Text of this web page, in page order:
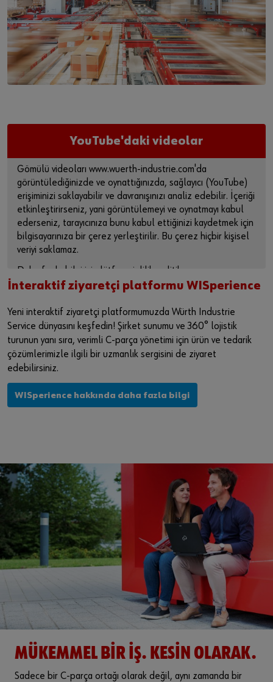
YouTube'daki videolar
Gömülü videoları www.wuerth-industrie.com'da
görüntülediğinizde ve oynattığınızda, sağlayıcı (YouTube)
erişiminizi saklayabilir ve davranışınızı analiz edebilir. İçeriği
etkinleştirirseniz, yani görüntülemeyi ve oynatmayı kabul
ederseniz, tarayıcınıza bunu kabul ettiğinizi kaydetmek için
bilgisayarınıza bir çerez yerleştirilir. Bu çerez hiçbir kişisel
veriyi saklamaz.
Daha fazla bilgi için lütfen gizlilik politikamıza ve çerez
sayfamıza bakın .
İÇERİĞİ ETKİNLEŞTİR
Videoya doğrudan sağlayıcının platformundan erişmek için
bu bağlantıyı da kullanabilirsiniz:
https://youtu.be/eHosqPGHsj4
İnteraktif ziyaretçi platformu WISperience
Yeni interaktif ziyaretçi platformumuzda Würth Industrie
Service dünyasını keşfedin! Şirket sunumu ve 360° lojistik
turunun yanı sıra, verimli C-parça yönetimi için ürün ve tedarik
çözümlerimizle ilgili bir uzmanlık sergisini de ziyaret
edebilirsiniz.
WISperience hakkında daha fazla bilgi
MÜKEMMEL BIR IŞ. KESIN OLARAK.
Sadece bir C-parça ortağı olarak değil, aynı zamanda bir